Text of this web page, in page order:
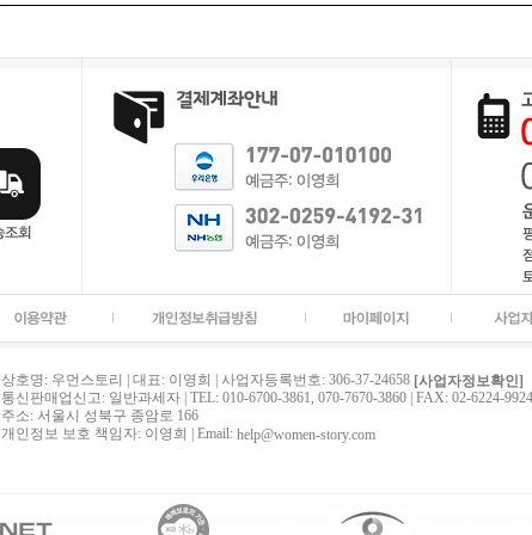
상호명: 우먼스토리 | 대표: 이영희 | 사업자등록번호: 306-37-24658 [사업자정보확인]
통신판매업신고: 일반과세자 | TEL: 010-6700-3861, 070-7670-3860 | FAX: 02-6224-9924
주소: 서울시 성북구 종암로 166
개인정보 보호 책임자: 이영희 | Email: help@women-story.com